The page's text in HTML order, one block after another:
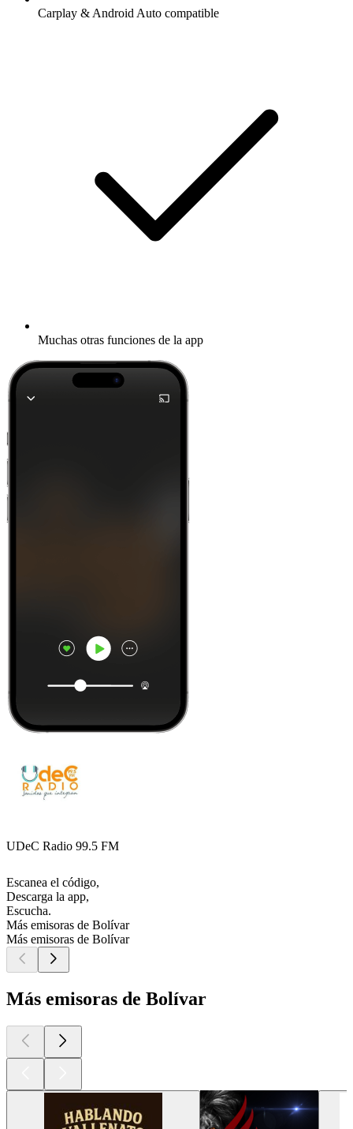
Carplay & Android Auto compatible
Muchas otras funciones de la app
UDeC Radio 99.5 FM
Escanea el código,
Descarga la app,
Escucha.
Más emisoras de Bolívar
Más emisoras de Bolívar
Más emisoras de Bolívar